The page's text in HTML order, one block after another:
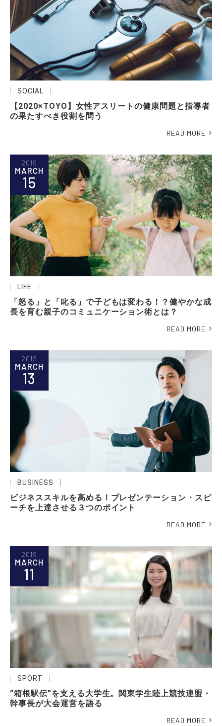
SOCIAL
【2020×TOYO】女性アスリートの健康問題と指導者
の果たすべき役割を問う
READ MORE
2019
MARCH
15
LIFE
「怒る」と「叱る」で子どもは変わる！？健やかな成
長を育む親子のコミュニケーション術とは？
READ MORE
2019
MARCH
13
BUSINESS
ビジネススキルを高める！プレゼンテーション・スピ
ーチを上達させる３つのポイント
READ MORE
2019
MARCH
11
SPORT
“箱根駅伝”を支える大学生。関東学生陸上競技連盟・
幹事長が大会運営を語る
READ MORE